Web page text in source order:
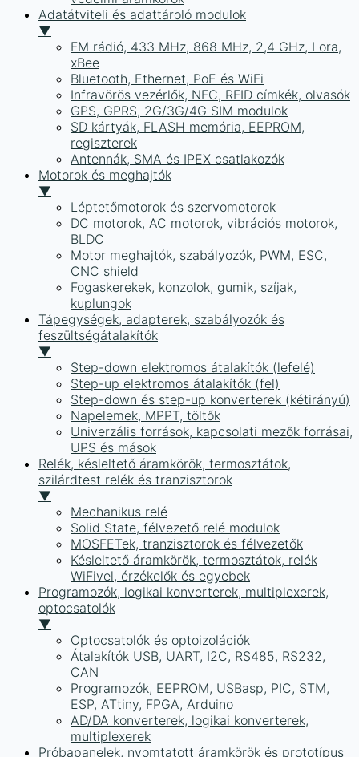
Adatátviteli és adattároló modulok
▼
FM rádió, 433 MHz, 868 MHz, 2,4 GHz, Lora,
xBee
Bluetooth, Ethernet, PoE és WiFi
Infravörös vezérlők, NFC, RFID címkék, olvasók
GPS, GPRS, 2G/3G/4G SIM modulok
SD kártyák, FLASH memória, EEPROM,
regiszterek
Antennák, SMA és IPEX csatlakozók
Motorok és meghajtók
▼
Léptetőmotorok és szervomotorok
DC motorok, AC motorok, vibrációs motorok,
BLDC
Motor meghajtók, szabályozók, PWM, ESC,
CNC shield
Fogaskerekek, konzolok, gumik, szíjak,
kuplungok
Tápegységek, adapterek, szabályozók és
feszültségátalakítók
▼
Step-down elektromos átalakítók (lefelé)
Step-up elektromos átalakítók (fel)
Step-down és step-up konverterek (kétirányú)
Napelemek, MPPT, töltők
Univerzális források, kapcsolati mezők forrásai,
UPS és mások
Relék, késleltető áramkörök, termosztátok,
szilárdtest relék és tranzisztorok
▼
Mechanikus relé
Solid State, félvezető relé modulok
MOSFETek, tranzisztorok és félvezetők
Késleltető áramkörök, termosztátok, relék
WiFivel, érzékelők és egyebek
Programozók, logikai konverterek, multiplexerek,
optocsatolók
▼
Optocsatolók és optoizolációk
Átalakítók USB, UART, I2C, RS485, RS232,
CAN
Programozók, EEPROM, USBasp, PIC, STM,
ESP, ATtiny, FPGA, Arduino
AD/DA konverterek, logikai konverterek,
multiplexerek
Próbapanelek, nyomtatott áramkörök és prototípus